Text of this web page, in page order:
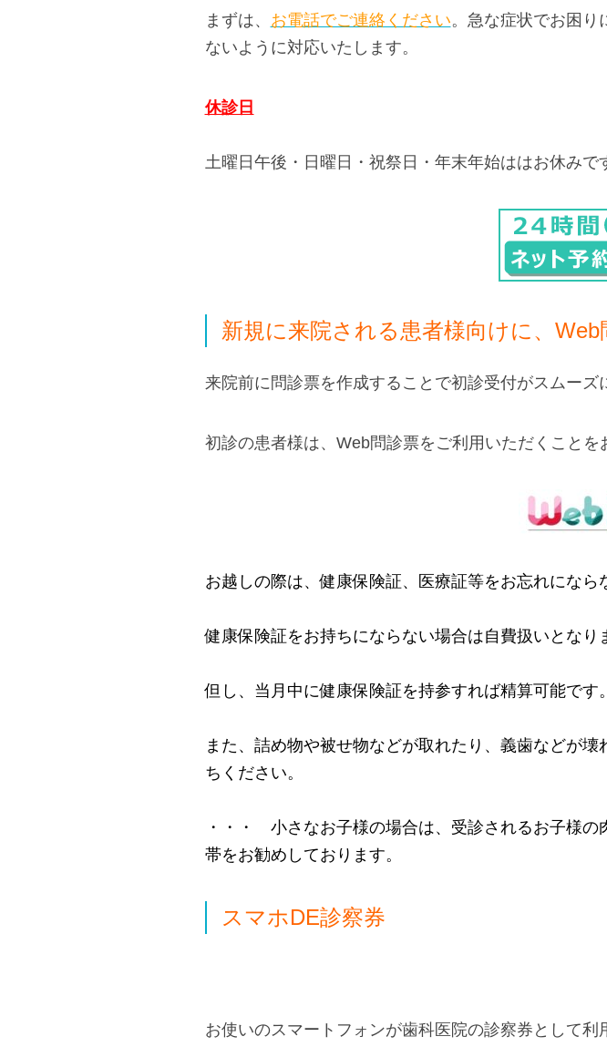
まずは、 お電話でご連絡ください。急な症状でお困り
ないように対応いたします。
休診日
土曜日午後・日曜日・祝祭日・年末年始ははお休みで
新規に来院される患者様向けに、Web
来院前に問診票を作成することで初診受付がスムーズ
初診の患者様は、Web問診票をご利用いただくことを
お越しの際は、健康保険証、医療証等をお忘れになら
健康保険証をお持ちにならない場合は自費扱いとなり
但し、当月中に健康保険証を持参すれば精算可能です。
また、詰め物や被せ物などが取れたり、義歯などが
ちください。
・・・ 小さなお子様の場合は、受診されるお子様の
帯をお勧めしております。
スマホDE診察券
お使いのスマートフォンが歯科医院の診察券として利